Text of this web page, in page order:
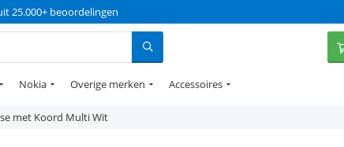
25.000+ beoordelingen
Nokia Overige merken Accessoires
met Koord Multi Wit